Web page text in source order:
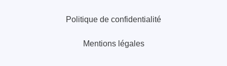
Politique de confidentialité
Mentions légales